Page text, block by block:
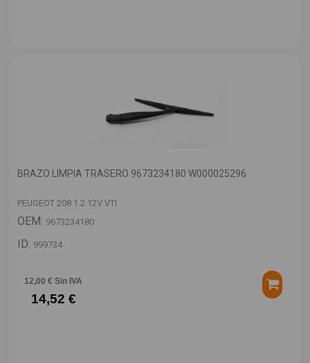
BRAZO LIMPIA TRASERO 9673234180 W000025296
PEUGEOT 208 1.2 12V VTI
OEM: 9673234180
ID: 999734
12,00 € Sin IVA
14,52 €